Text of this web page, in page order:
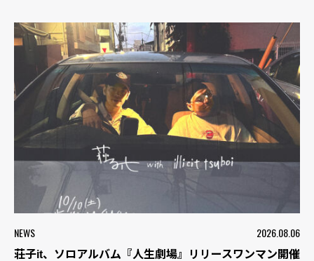
NEWS 2026.08.06
荘子it、ソロアルバム『人生劇場』リリースワンマン開催